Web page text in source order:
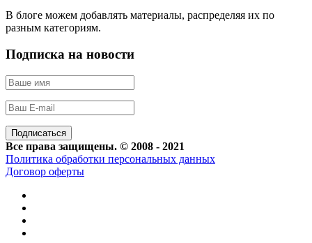
В блоге можем добавлять материалы, распределяя их по
разным категориям.
Подписка на новости
Все права защищены. © 2008 - 2021
Политика обработки персональных данных
Договор оферты